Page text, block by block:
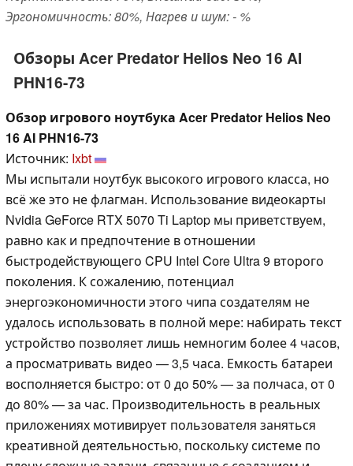
Эргономичность: 80%, Нагрев и шум: - %
Обзоры Acer Predator Helios Neo 16 AI
PHN16-73
Обзор игрового ноутбука Acer Predator Helios Neo
16 AI PHN16-73
Источник: Ixbt
Мы испытали ноутбук высокого игрового класса, но
всё же это не флагман. Использование видеокарты
Nvidia GeForce RTX 5070 Ti Laptop мы приветствуем,
равно как и предпочтение в отношении
быстродействующего CPU Intel Core Ultra 9 второго
поколения. К сожалению, потенциал
энергоэкономичности этого чипа создателям не
удалось использовать в полной мере: набирать текст
устройство позволяет лишь немногим более 4 часов,
а просматривать видео — 3,5 часа. Емкость батареи
восполняется быстро: от 0 до 50% — за полчаса, от 0
до 80% — за час. Производительность в реальных
приложениях мотивирует пользователя заняться
креативной деятельностью, поскольку системе по